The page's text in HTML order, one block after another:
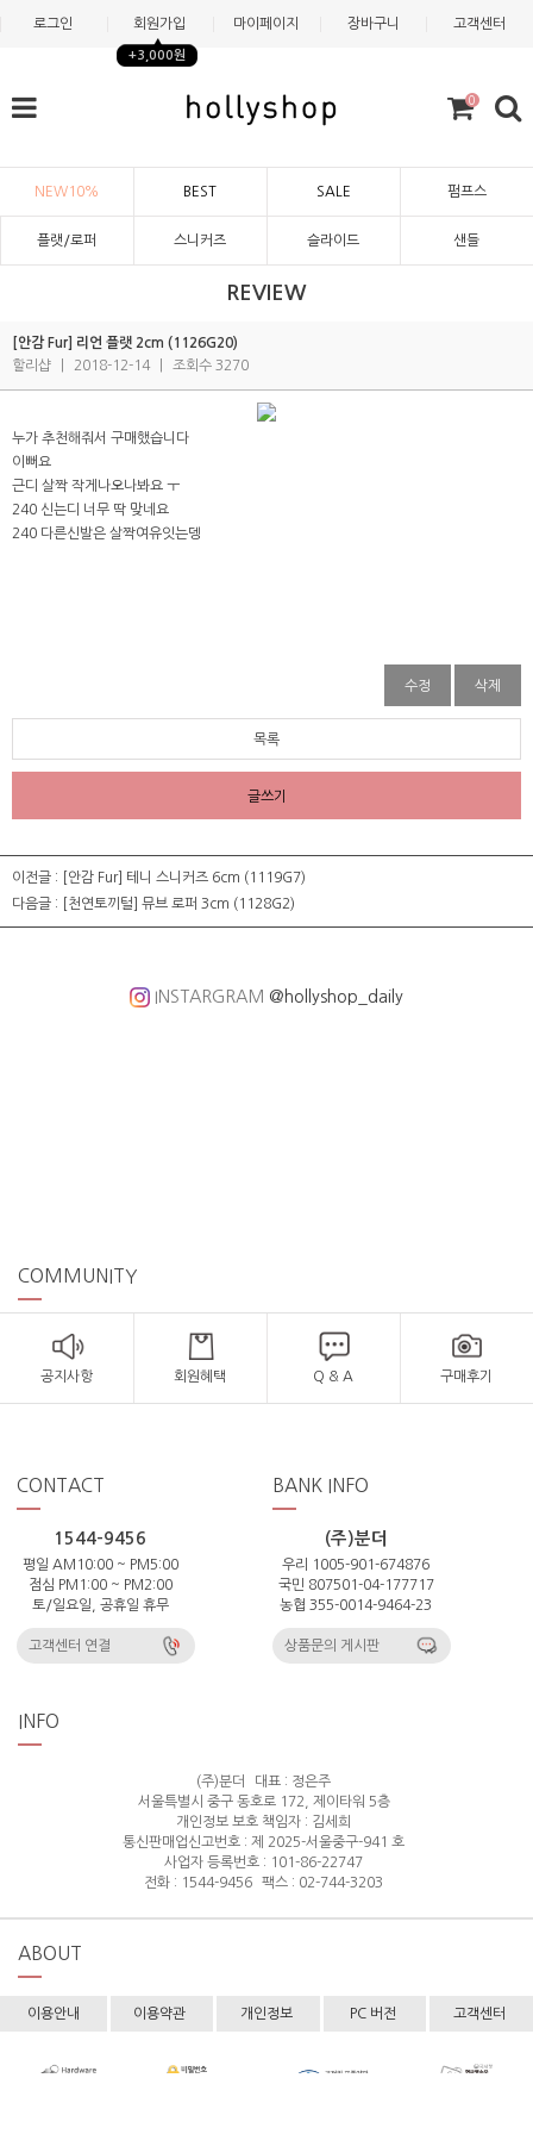
로그인 회원가입
+3,000원
마이페이지 장바구니 고객센터
0
NEW10% BEST SALE 펌프스
플랫/로퍼 스니커즈 슬라이드 샌들
REVIEW
[안감 Fur] 리언 플랫 2cm (1126G20)
할리샵
2018-12-14 조회수 3270
누가 추천해줘서 구매했습니다
이뻐요
근디 살짝 작게나오나봐요 ㅜ
240 신는디 너무 딱 맞네요
240 다른신발은 살짝여유잇는뎅
수정 삭제
목록
글쓰기
이전글 :
[안감 Fur] 테니 스니커즈 6cm (1119G7)
다음글 :
[천연토끼털] 뮤브 로퍼 3cm (1128G2)
INSTARGRAM @hollyshop_daily
COMMUNITY
공지사항 회원혜택 Q & A 구매후기
CONTACT
1544-9456
평일 AM10:00 ~ PM5:00
점심 PM1:00 ~ PM2:00
토/일요일, 공휴일 휴무
고객센터 연결
BANK INFO
(주)분더
우리 1005-901-674876
국민 807501-04-177717
농협 355-0014-9464-23
상품문의 게시판
INFO
(주)분더
대표 : 정은주
서울특별시 중구 동호로 172, 제이타워 5층
개인정보 보호 책임자 : 김세희
통신판매업신고번호 : 제 2025-서울중구-941 호
사업자 등록번호 : 101-86-22747
전화 : 1544-9456
팩스 : 02-744-3203
ABOUT
이용안내 이용약관 개인정보 PC 버전 고객센터